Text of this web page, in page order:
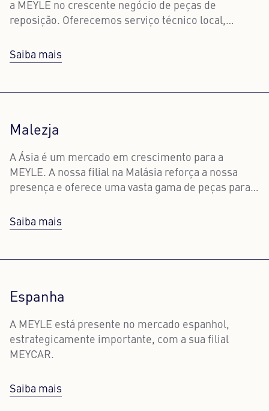
a MEYLE no crescente negócio de peças de
reposição. Oferecemos serviço técnico local,
Saiba mais
Malezja
A Ásia é um mercado em crescimento para a
MEYLE. A nossa filial na Malásia reforça a nossa
presença e oferece uma vasta gama de peças para
europeus.
Saiba mais
Espanha
A MEYLE está presente no mercado espanhol,
estrategicamente importante, com a sua filial
MEYCAR.
Saiba mais